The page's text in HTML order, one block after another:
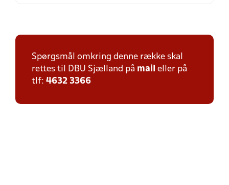
Spørgsmål omkring denne række skal
rettes til DBU Sjælland på mail eller på
tlf: 4632 3366